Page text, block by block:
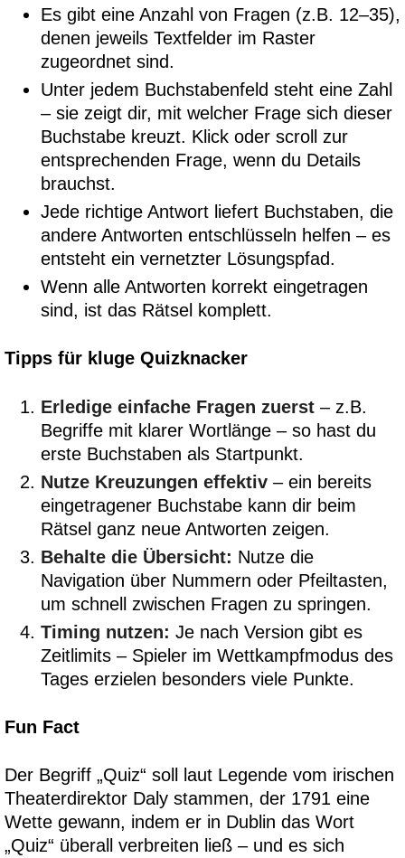
Es gibt eine Anzahl von Fragen (z.B. 12–35),
denen jeweils Textfelder im Raster
zugeordnet sind.
Unter jedem Buchstabenfeld steht eine Zahl
– sie zeigt dir, mit welcher Frage sich dieser
Buchstabe kreuzt. Klick oder scroll zur
entsprechenden Frage, wenn du Details
brauchst.
Jede richtige Antwort liefert Buchstaben, die
andere Antworten entschlüsseln helfen – es
entsteht ein vernetzter Lösungspfad.
Wenn alle Antworten korrekt eingetragen
sind, ist das Rätsel komplett.
Tipps für kluge Quizknacker
Erledige einfache Fragen zuerst – z.B.
Begriffe mit klarer Wortlänge – so hast du
erste Buchstaben als Startpunkt.
Nutze Kreuzungen effektiv – ein bereits
eingetragener Buchstabe kann dir beim
Rätsel ganz neue Antworten zeigen.
Behalte die Übersicht: Nutze die
Navigation über Nummern oder Pfeiltasten,
um schnell zwischen Fragen zu springen.
Timing nutzen: Je nach Version gibt es
Zeitlimits – Spieler im Wettkampfmodus des
Tages erzielen besonders viele Punkte.
Fun Fact
Der Begriff „Quiz“ soll laut Legende vom irischen
Theaterdirektor Daly stammen, der 1791 eine
Wette gewann, indem er in Dublin das Wort
„Quiz“ überall verbreiten ließ – und es sich